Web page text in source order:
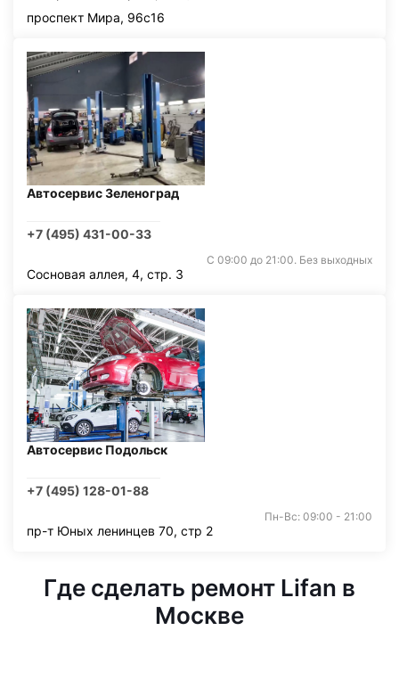
проспект Мира, 96с16
Автосервис Зеленоград
+7 (495) 431-00-33
С 09:00 до 21:00. Без выходных
Сосновая аллея, 4, стр. 3
Автосервис Подольск
+7 (495) 128-01-88
Пн-Вс: 09:00 - 21:00
пр-т Юных ленинцев 70, стр 2
Где сделать ремонт Lifan в
Москве